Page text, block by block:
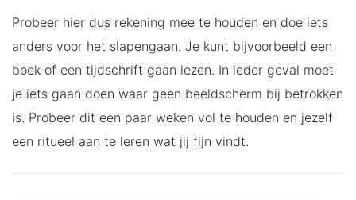
Probeer hier dus rekening mee te houden en doe iets
anders voor het slapengaan. Je kunt bijvoorbeeld een
boek of een tijdschrift gaan lezen. In ieder geval moet
je iets gaan doen waar geen beeldscherm bij betrokken
is. Probeer dit een paar weken vol te houden en jezelf
een ritueel aan te leren wat jij fijn vindt.